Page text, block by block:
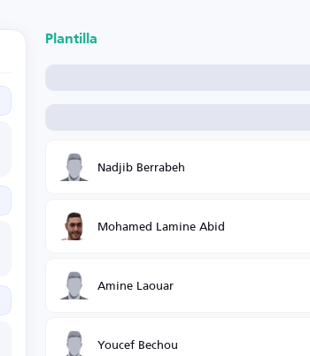
Plantilla
Nadjib Berrabeh
Mohamed Lamine Abid
Amine Laouar
Youcef Bechou